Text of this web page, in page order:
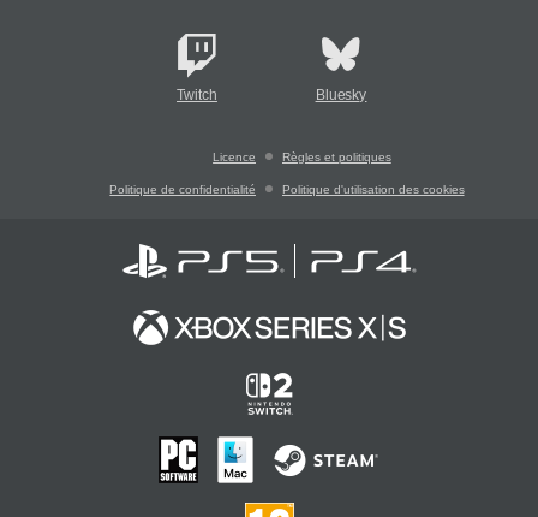
Twitch Bluesky
Licence Règles et politiques
Politique de confidentialité Politique d'utilisation des cookies